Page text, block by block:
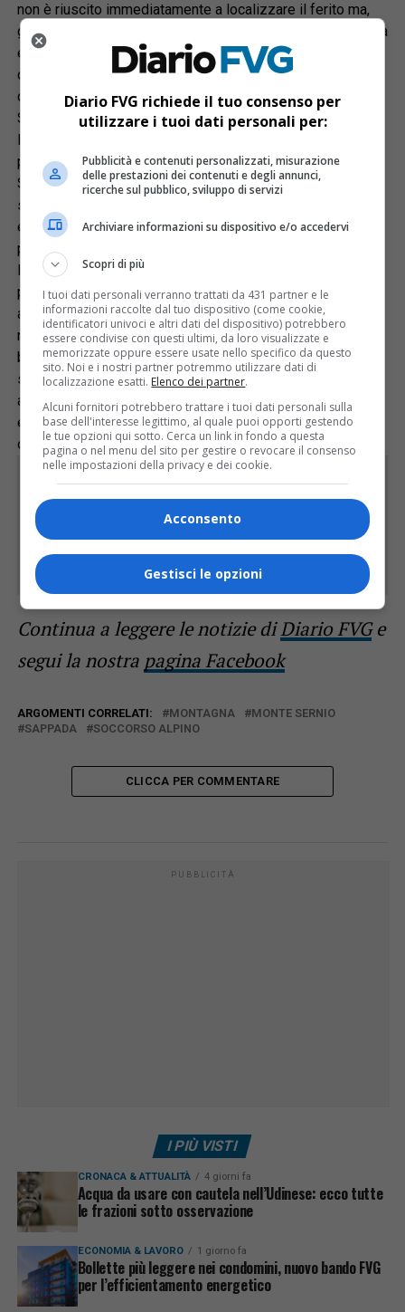
non è riuscito immediatamente a localizzare il ferito ma,
grazie ai successivi scambi tra il capostazione di Sappada
e il compagno dell’infortunato, che ha fornito ulteriori
delucidazioni, ili velivolo è stato poi guidato sull’obiettivo
dopo aver caricato a bordo un tecnico della stazione di
Sappada. L’intervento è in corso.
Diversi traumi per l’uomo, al volto e sul corpo, ma non è in
pericolo di vita: il casco lo ha salvato. I tecnici del
Soccorso alpino a bordo dell’elisoccorso regionale sono
stati sbarcati con il verricello uno alla volta. Il tecnico di
elisoccorso di turno sul velivolo ha attrezzato una sosta e
poi con l’aiuto del secondo tecnico e del medico di bordo,
l’infortunato è stato raggiunto e stabilizzato per essere
poi messo nel sacco a depressione e imbarellato. Con
accurate e delicate manovre la barella è stata poi
recuperata in volo assieme al medico e condotta al campo
base dove c’era l’ambulanza e dove è stata fatta una
seconda valutazione. Con un altro volo è stato imbarcato
anche l’altro soccorritore assieme al compagno di
escursione del ferito. Quest’ultimo è poi stato condotto in
ospedale in elicottero poco prima delle 15.
Rimani aggiornato seguendoci su Google
SEGUICI
Continua a leggere le notizie diDiario FVGe
segui la nostra pagina Facebook
ARGOMENTI CORRELATI: MONTAGNA
MONTE SERNIO
SAPPADA
SOCCORSO ALPINO
CLICCA PER COMMENTARE
PUBBLICITÀ
I PIÙ VISTI
CRONACA & ATTUALITÀ 4 giorni fa
Acqua da usare con cautela nell’Udinese: ecco tutte
le frazioni sotto osservazione
ECONOMIA & LAVORO 1 giorno fa
Bollette più leggere nei condomini, nuovo bando FVG
per l’efficientamento energetico
Diario FVG richiede il tuo consenso per
utilizzare i tuoi dati personali per:
Pubblicità e contenuti personalizzati, misurazione
delle prestazioni dei contenuti e degli annunci,
ricerche sul pubblico, sviluppo di servizi
Archiviare informazioni su dispositivo e/o accedervi
Scopri di più
I tuoi dati personali verranno trattati da 431 partner e le
informazioni raccolte dal tuo dispositivo (come cookie,
identificatori univoci e altri dati del dispositivo) potrebbero
essere condivise con questi ultimi, da loro visualizzate e
memorizzate oppure essere usate nello specifico da questo
sito. Noi e i nostri partner potremmo utilizzare dati di
localizzazione esatti. Elenco dei partner.
Alcuni fornitori potrebbero trattare i tuoi dati personali sulla
base dell'interesse legittimo, al quale puoi opporti gestendo
le tue opzioni qui sotto. Cerca un link in fondo a questa
pagina o nel menu del sito per gestire o revocare il consenso
nelle impostazioni della privacy e dei cookie.
Acconsento
Gestisci le opzioni